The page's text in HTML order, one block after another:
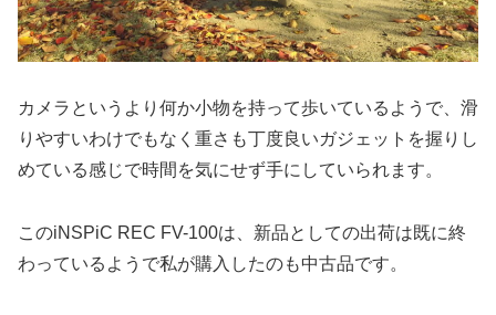
カメラというより何か小物を持って歩いているようで、滑
りやすいわけでもなく重さも丁度良いガジェットを握りし
めている感じで時間を気にせず手にしていられます。
このiNSPiC REC FV-100は、新品としての出荷は既に終
わっているようで私が購入したのも中古品です。